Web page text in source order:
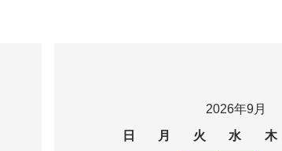
2026年9月
日
月 火 水 木